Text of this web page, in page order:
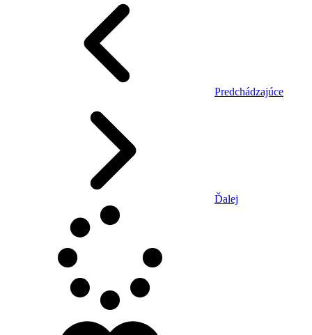
Predchádzajúce
Ďalej